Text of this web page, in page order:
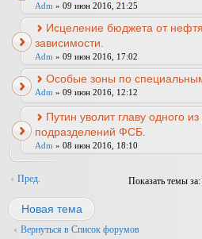
Adm » 09 июн 2016, 21:25
Исцеление бюджета от
зависимости.
Adm » 09 июн 2016, 17:02
Особые зоны по
Adm » 09 июн 2016, 12:12
Путин уволит главу одного
подразделений ФСБ.
Adm » 08 июн 2016, 18:10
Пред. Показать темы за:
Новая тема
Вернуться в Список форумов